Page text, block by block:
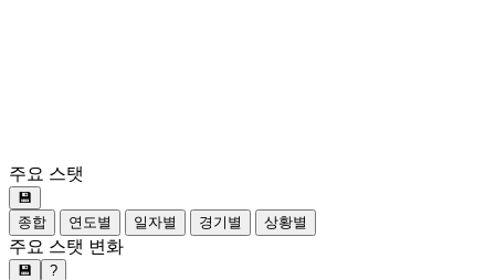
주요 스탯
💾
종합
연도별 일자별 경기별 상황별
주요 스탯 변화
💾 ?